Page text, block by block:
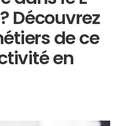
Découvrez
de ce
en